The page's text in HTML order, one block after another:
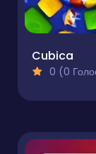
Cubica
0 (0